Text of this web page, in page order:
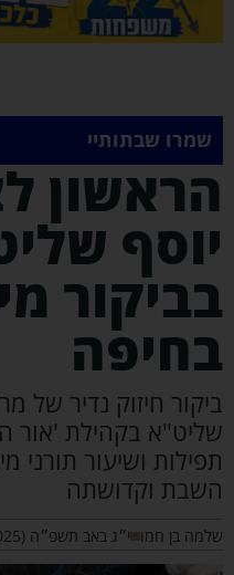
שמרו שבתותיי
חיזוק נדיר של
בקהילת 'אור
ושיעור תורני
וקדושתה
בן חמו י״ג באב תשפ״ה (07/08/2025)